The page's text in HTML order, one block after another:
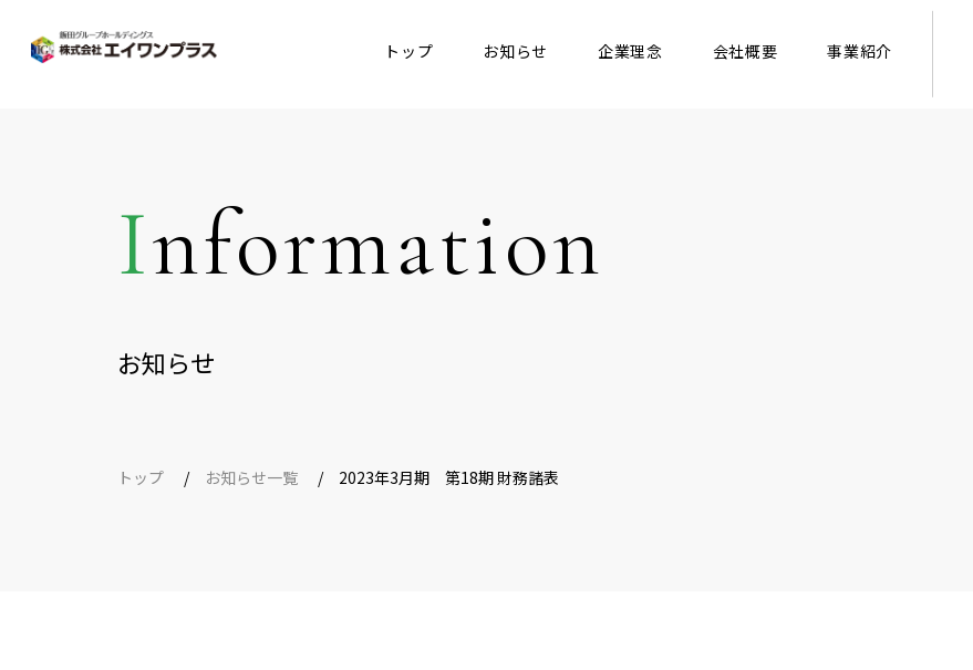
トップ お知らせ 企業理念 会社概要 事業紹介
Information
お知らせ
トップ お知らせ一覧 2023年3月期 第18期 財務諸表